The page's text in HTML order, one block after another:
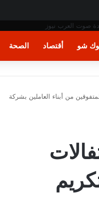
شو أقتصاد الصحة
من أبناء العاملين بشركة